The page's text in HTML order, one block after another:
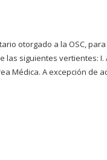
otorgado a la OSC,
siguientes vertientes: I.
Médica. A excepción